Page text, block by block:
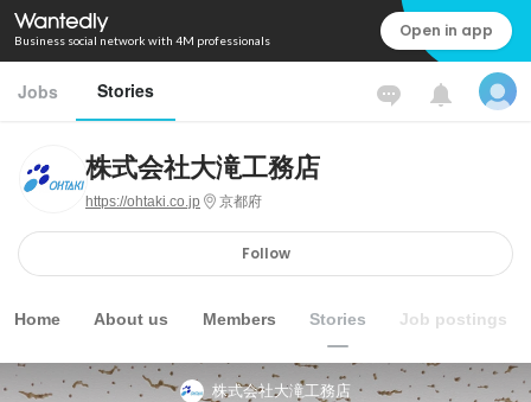
Business social network with 4M professionals Open in app
Jobs Stories
株式会社大滝工務店
https://ohtaki.co.jp 京都府
Follow
Home About us Members Stories Job postings
株式会社大滝工務店